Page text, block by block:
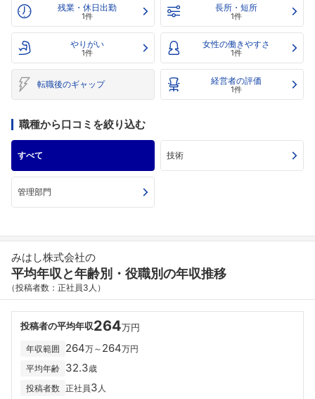
残業・休日出勤
1件
長所・短所
1件
やりがい
1件
女性の働きやすさ
1件
転職後のギャップ 経営者の評価
1件
職種から口コミを絞り込む
すべて 技術
管理部門
みはし株式会社の
平均年収と年齢別・役職別の年収推移
（投稿者数：正社員3人）
投稿者の平均年収264万円
年収範囲 264万～ 264万円
平均年齢 32.3歳
投稿者数 正社員3 人